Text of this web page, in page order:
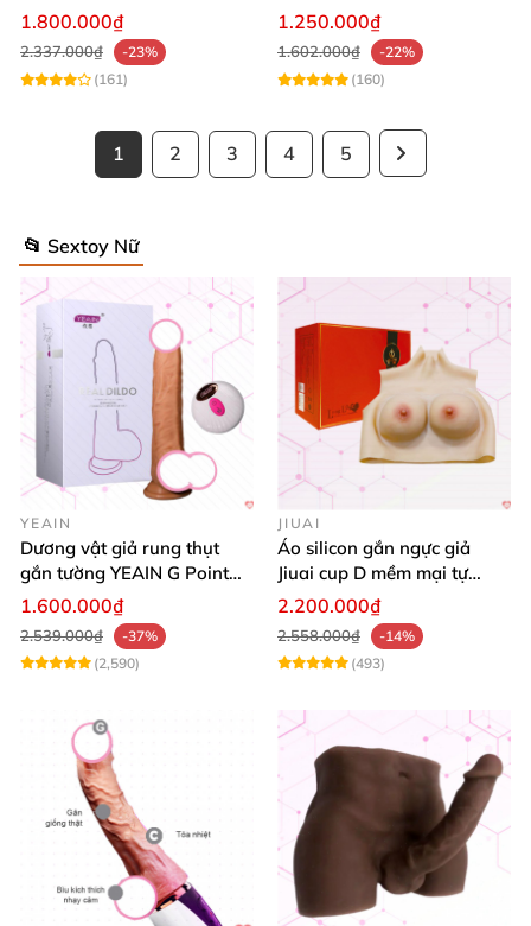
tiện lợi
1.800.000₫
2.337.000₫
-23%
(161)
sóng âm điều khiển
1.250.000₫
1.602.000₫
-22%
(160)
1 2 3 4 5
📂 Sextoy Nữ
YEAIN
Dương vật giả rung thụt
gắn tường YEAIN G Point
tỏa nhiệt điều khiển từ xa
1.600.000₫
2.539.000₫
-37%
(2,590)
JIUAI
Áo silicon gắn ngực giả
Jiuai cup D mềm mại tự
nhiên đẹp
2.200.000₫
2.558.000₫
-14%
(493)